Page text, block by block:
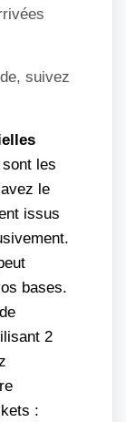
suivez
les
le
issus
bases.
de
2
: